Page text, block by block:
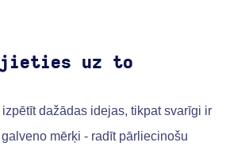
uz to
dažādas idejas, tikpat svarīgi ir
mērķi - radīt pārliecinošu